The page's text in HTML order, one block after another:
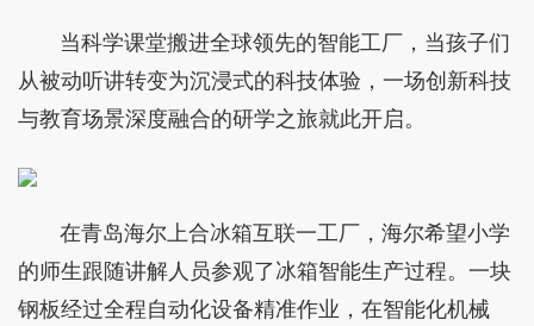
当科学课堂搬进全球领先的智能工厂，当孩子们
从被动听讲转变为沉浸式的科技体验，一场创新科技
与教育场景深度融合的研学之旅就此开启。
在青岛海尔上合冰箱互联一工厂，海尔希望小学
的师生跟随讲解人员参观了冰箱智能生产过程。一块
钢板经过全程自动化设备精准作业，在智能化机械